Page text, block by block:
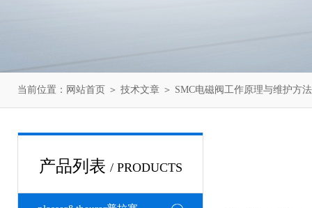
当前位置： 网站首页 ＞ 技术文章 ＞ SMC电磁阀工作原理与维护方
产品列表 / PRODUCTS